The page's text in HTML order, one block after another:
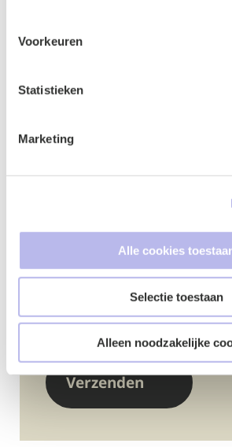
Voorkeuren
Statistieken
Marketing
Alle cookies
Selectie toestaan
Alleen noodzakelijke
Vraag of opmerking
Google ReCaptcha